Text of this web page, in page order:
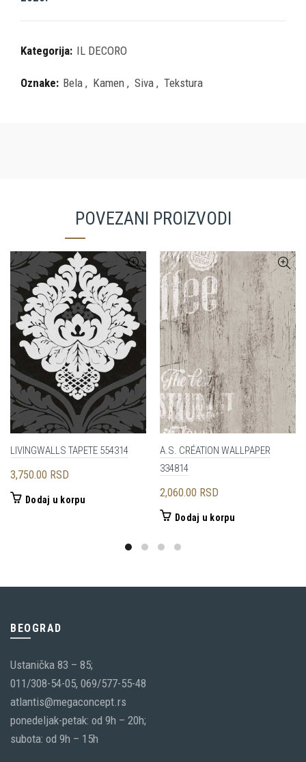
Kategorija: IL DECORO
Oznake: Bela , Kamen , Siva , Tekstura
POVEZANI PROIZVODI
LIVINGWALLS TAPETE 554314
3,750.00 RSD
Dodaj u korpu
A.S. CRÉATION WALLPAPER
334814
2,060.00 RSD
Dodaj u korpu
BEOGRAD
Ustanička 83 – 85;
011/308-54-05, 069/577-55-48
atlantis@megaconcept.rs
ponedeljak-petak: od 9h – 20h;
subota: od 9h – 15h